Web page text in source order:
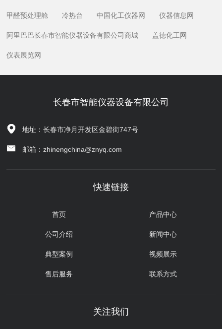
甲醛预处理舱 冷热台 中国化工仪器网 仪器信息网
阿里巴巴长春市智能仪器设备有限公司商城 盖德化工网
仪表展览网
长春市智能仪器设备有限公司
地址：长春市净月开发区金碧街747号
邮箱：zhinengchina@znyq.com
快速链接
首页 产品中心
公司介绍 新闻中心
典型案例 视频展示
售后服务 联系方式
关注我们